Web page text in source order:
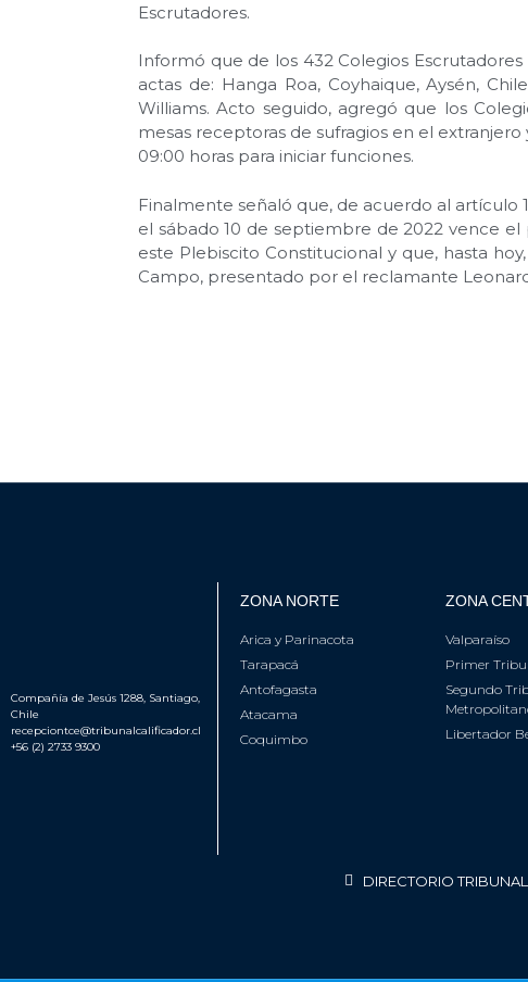
Escrutadores.
Informó que de los 432 Colegios
actas de: Hanga Roa, Coyhaique, Aysén,
Williams. Acto seguido, agregó que los
mesas receptoras de sufragios en el
09:00 horas para iniciar funciones.
Finalmente señaló que, de acuerdo al artículo
el sábado 10 de septiembre de 2022 vence
este Plebiscito Constitucional y que, hasta
Campo, presentado por el reclamante
Compañía de Jesús 1288, Santiago,
Chile
recepciontce@tribunalcalificador.cl
+56 (2) 2733 9300
ZONA NORTE
Arica y Parinacota
Tarapacá
Antofagasta
Atacama
Coquimbo
ZONA
Valparaíso
Primer
Segundo
Libertador
DIRECTORIO